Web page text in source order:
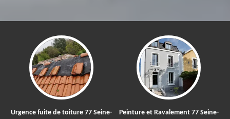
fuite de toiture 77 Seine-
Peinture et Ravalement 77 Seine-